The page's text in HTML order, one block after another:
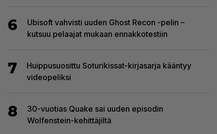
6
Ubisoft vahvisti uuden Ghost Recon -pelin –
kutsuu pelaajat mukaan ennakkotestiin
7
Huippusuosittu Soturikissat-kirjasarja kääntyy
videopeliksi
8
30-vuotias Quake sai uuden episodin
Wolfenstein-kehittäjiltä